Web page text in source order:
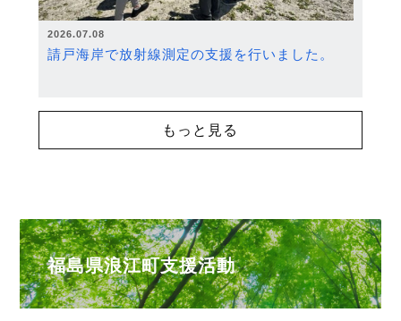
2026.07.08
請戸海岸で放射線測定の支援を行いました。
もっと見る
福島県浪江町支援活動